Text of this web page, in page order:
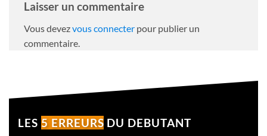
Laisser un commentaire
Vous devezvous connecter pour publier un
commentaire.
LES 5 ERREURS DU DEBUTANT